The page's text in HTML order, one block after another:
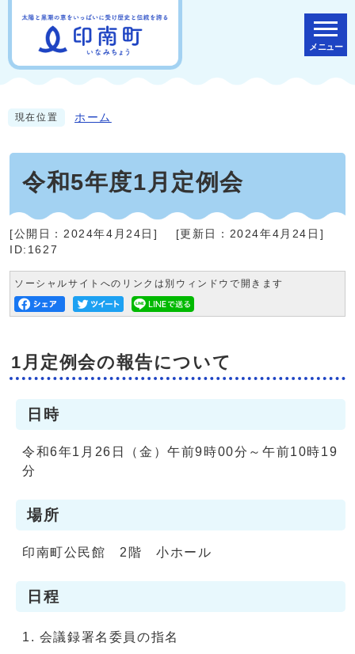
メニュー
現在位置 ホーム
令和5年度1月定例会
[公開日： 2024年4月24日 ] [更新日： 2024年4月24日 ]
ID:1627
ソーシャルサイトへのリンクは別ウィンドウで開きます
1月定例会の報告について
日時
令和6年1月26日（金）午前9時00分～午前10時19
分
場所
印南町公民館 2階 小ホール
日程
会議録署名委員の指名